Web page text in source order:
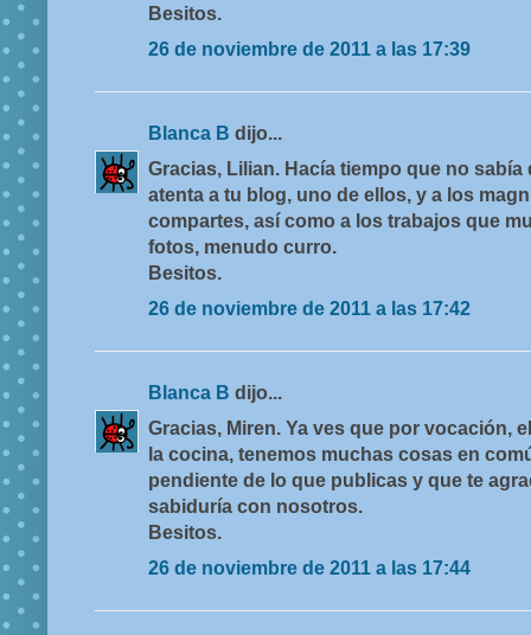
Besitos.
26 de noviembre de 2011 a las 17:39
Blanca B dijo...
Gracias, Lilian. Hacía tiempo que no
atenta a tu blog, uno de ellos, y a los
compartes, así como a los trabajos que
fotos, menudo curro.
Besitos.
26 de noviembre de 2011 a las 17:42
Blanca B dijo...
Gracias, Miren. Ya ves que por vocación,
la cocina, tenemos muchas cosas en
pendiente de lo que publicas y que te
sabiduría con nosotros.
Besitos.
26 de noviembre de 2011 a las 17:44